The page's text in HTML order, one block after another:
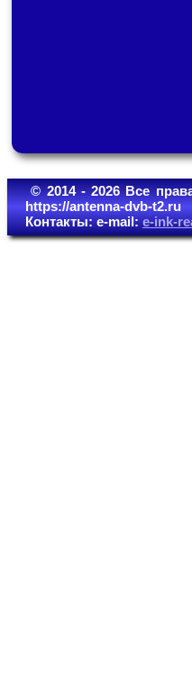
© 2014 - 2026 Все
https://antenna-dvb-t2.ru
Контакты: e-mail:e-ink-